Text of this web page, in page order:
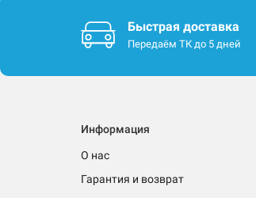
Быстрая доставка
Передаём ТК до 5 дней
Информация
О нас
Гарантия и возврат